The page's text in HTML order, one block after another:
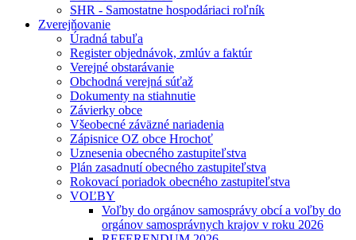
SHR - Samostatne hospodáriaci roľník
Zverejňovanie
Úradná tabuľa
Register objednávok, zmlúv a faktúr
Verejné obstarávanie
Obchodná verejná súťaž
Dokumenty na stiahnutie
Závierky obce
Všeobecné záväzné nariadenia
Zápisnice OZ obce Hrochoť
Uznesenia obecného zastupiteľstva
Plán zasadnutí obecného zastupiteľstva
Rokovací poriadok obecného zastupiteľstva
VOĽBY
Voľby do orgánov samosprávy obcí a voľby do
orgánov samosprávnych krajov v roku 2026